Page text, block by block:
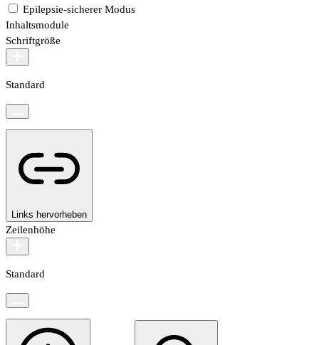
Epilepsie-sicherer Modus
Inhaltsmodule
Schriftgröße
Standard
Links hervorheben
Zeilenhöhe
Standard